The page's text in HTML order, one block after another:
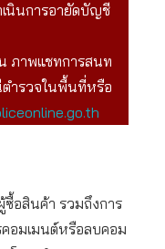
เนินการอายัดบัญชี
ภาพแชทการสนท
ตำรวจในพื้นที่หรือ
ซื้อสินค้า รวมถึงการ
อมเมนต์หรือลบคอม